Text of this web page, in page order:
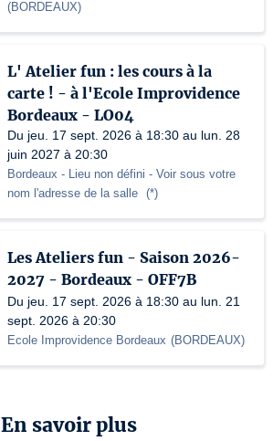
(BORDEAUX)
L' Atelier fun : les cours à la
carte ! - à l'Ecole Improvidence
Bordeaux - LO04
Du jeu. 17 sept. 2026 à 18:30 au lun. 28
juin 2027 à 20:30
Bordeaux - Lieu non défini - Voir sous votre
nom l'adresse de la salle (*)
Les Ateliers fun - Saison 2026-
2027 - Bordeaux - OFF7B
Du jeu. 17 sept. 2026 à 18:30 au lun. 21
sept. 2026 à 20:30
Ecole Improvidence Bordeaux (BORDEAUX)
En savoir plus